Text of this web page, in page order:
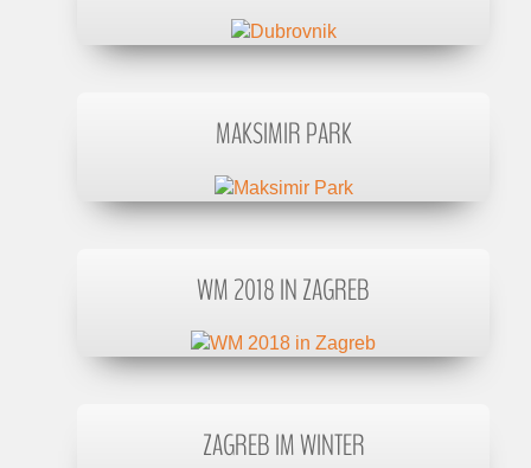
MAKSIMIR PARK
WM 2018 IN ZAGREB
ZAGREB IM WINTER